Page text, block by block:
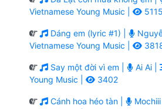
Vietnamese Young Music |
5115
Dáng em (lyric #1) |
Vietnamese Young Music |
Say một đời vì em | Ai Ai |
Young Music |
3402
Cánh hoa héo tàn | Mochiii